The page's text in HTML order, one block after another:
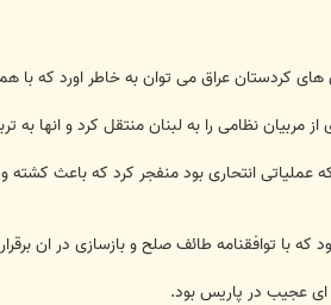
کردستان عراق می توان به خاطر اورد که با
نظامی را به لبنان منتقل کرد و انها به
که عملیاتی انتحاری بود منفجر کرد که باعث
ای عجیب در پاریس بود.